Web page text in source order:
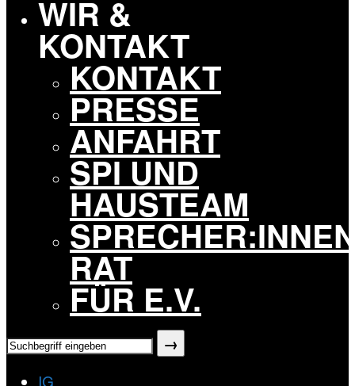
WIR &
KONTAKT
KONTAKT
PRESSE
ANFAHRT
SPI UND
HAUSTEAM
RAT
FÜR E.V.
IG